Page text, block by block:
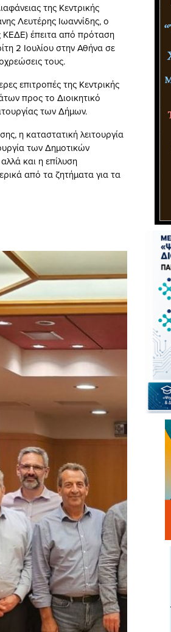
της Κεντρικής
Λευτέρης Ιωαννίδης, ο
ΚΕΔΕ) έπειτα από πρόταση
2 Ιουλίου στην Αθήνα σε
τους.
επιτροπές της Κεντρικής
προς το Διοικητικό
των Δήμων.
η καταστατική λειτουργία
των Δημοτικών
και η επίλυση
από τα ζητήματα για τα